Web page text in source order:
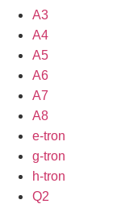
A3
A4
A5
A6
A7
A8
e-tron
g-tron
h-tron
Q2